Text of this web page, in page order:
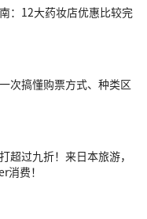
：12大药妆店优惠比较完
次搞懂购票方式、种类区
超过九折！来日本旅游，
费！